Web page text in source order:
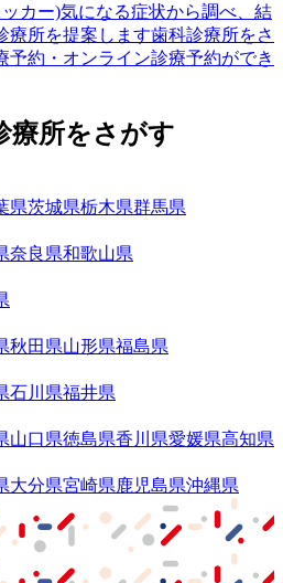
カー)気になる症状から調べ、結
療所を提案します歯科診療所をさ
予約・オンライン診療予約ができ
療所をさがす
県茨城県栃木県群馬県
奈良県和歌山県
秋田県山形県福島県
石川県福井県
山口県徳島県香川県愛媛県高知県
大分県宮崎県鹿児島県沖縄県